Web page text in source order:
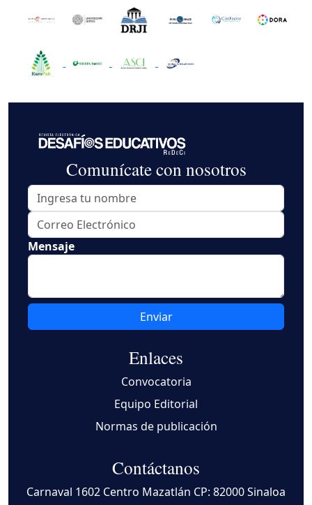
Enlaces
Convocatoria
Equipo Editorial
Normas de publicación
Contáctanos
Carnaval 1602 Centro Mazatlán CP: 82000 Sinaloa
Comunícate con nosotros
Mensaje
Enviar